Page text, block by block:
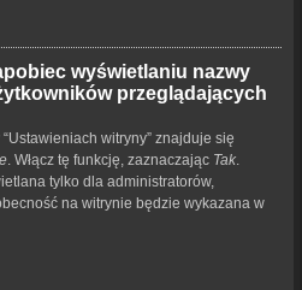
wyświetlaniu nazwy
przeglądających
witryny” znajduje się
. Włącz tę funkcję, zaznaczając Tak
tylko dla administratorów,
na witrynie będzie wykazana w